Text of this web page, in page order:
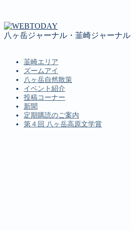
八ヶ岳ジャーナル・韮崎ジャーナル
韮崎エリア
ズームアイ
八ヶ岳自然散策
イベント紹介
投稿コーナー
新聞
定期購読のご案内
第４回 八ヶ岳高原文学賞